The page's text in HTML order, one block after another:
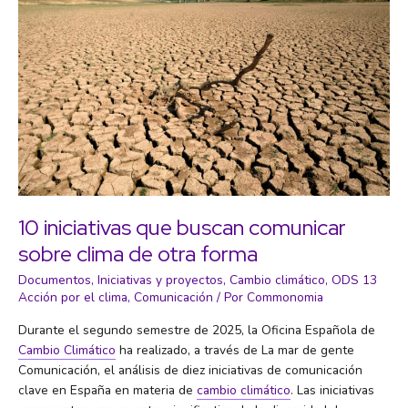
10 iniciativas que buscan comunicar
sobre clima de otra forma
Documentos, Iniciativas y proyectos, Cambio climático, ODS 13
Acción por el clima, Comunicación / Por Commonomia
Durante el segundo semestre de 2025, la Oficina Española de
Cambio Climático ha realizado, a través de La mar de gente
Comunicación, el análisis de diez iniciativas de comunicación
clave en España en materia de cambio climático. Las iniciativas